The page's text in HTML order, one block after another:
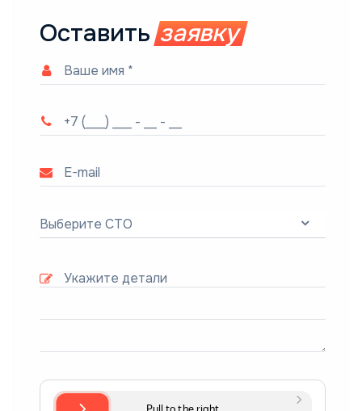
Оставить заявку
Выберите СТО